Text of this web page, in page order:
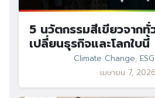
5 นวัตกรรมสีเขียวจากทั่
เปลี่ยนธุรกิจและโลกใบนี้
Climate Change,
เมษายน 7, 2026